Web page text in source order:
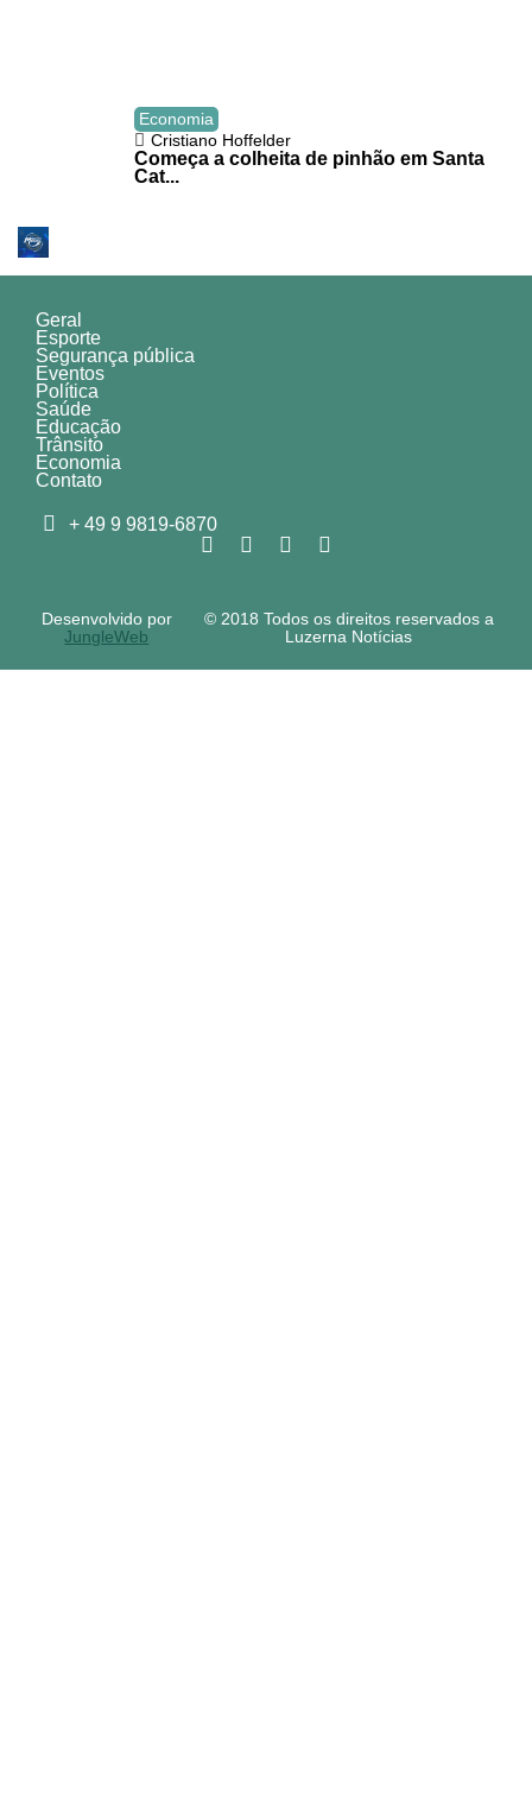
Economia
Cristiano Hoffelder
Começa a colheita de pinhão em Santa
Cat...
Geral
Esporte
Segurança pública
Eventos
Política
Saúde
Educação
Trânsito
Economia
Contato
+ 49 9 9819-6870
© 2018 Todos os direitos reservados a
Luzerna Notícias
Desenvolvido por
JungleWeb